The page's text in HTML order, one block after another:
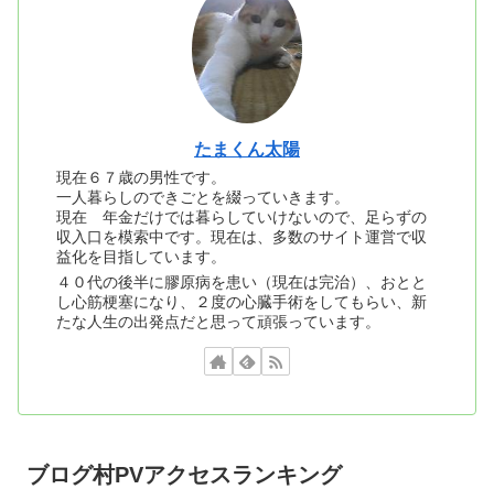
たまくん太陽
現在６７歳の男性です。
一人暮らしのできごとを綴っていきます。
現在 年金だけでは暮らしていけないので、足らずの
収入口を模索中です。現在は、多数のサイト運営で収
益化を目指しています。
４０代の後半に膠原病を患い（現在は完治）、おとと
し心筋梗塞になり、２度の心臓手術をしてもらい、新
たな人生の出発点だと思って頑張っています。
ブログ村PVアクセスランキング